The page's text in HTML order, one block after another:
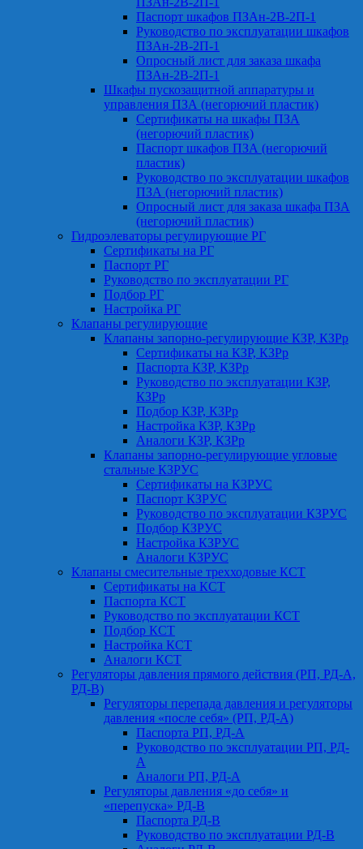
Паспорт шкафов ПЗАн-2В-2П-1
Руководство по эксплуатации шкафов
ПЗАн-2В-2П-1
Опросный лист для заказа шкафа
ПЗАн-2В-2П-1
Шкафы пускозащитной аппаратуры и
управления ПЗА (негорючий пластик)
Сертификаты на шкафы ПЗА
(негорючий пластик)
Паспорт шкафов ПЗА (негорючий
пластик)
Руководство по эксплуатации шкафов
ПЗА (негорючий пластик)
Опросный лист для заказа шкафа ПЗА
(негорючий пластик)
Гидроэлеваторы регулирующие РГ
Сертификаты на РГ
Паспорт РГ
Руководство по эксплуатации РГ
Подбор РГ
Настройка РГ
Клапаны регулирующие
Клапаны запорно-регулирующие КЗР, КЗРр
Сертификаты на КЗР, КЗРр
Паспорта КЗР, КЗРр
Руководство по эксплуатации КЗР,
КЗРр
Подбор КЗР, КЗРр
Настройка КЗР, КЗРр
Аналоги КЗР, КЗРр
Клапаны запорно-регулирующие угловые
стальные КЗРУС
Сертификаты на КЗРУС
Паспорт КЗРУС
Руководство по эксплуатации КЗРУС
Подбор КЗРУС
Настройка КЗРУС
Аналоги КЗРУС
Клапаны смесительные трехходовые КСТ
Сертификаты на КСТ
Паспорта КСТ
Руководство по эксплуатации КСТ
Подбор КСТ
Настройка КСТ
Аналоги КСТ
Регуляторы давления прямого действия (РП, РД-А,
РД-В)
Регуляторы перепада давления и регуляторы
давления «после себя» (РП, РД-А)
Паспорта РП, РД-А
Руководство по эксплуатации РП, РД-
А
Аналоги РП, РД-А
Регуляторы давления «до себя» и
«перепуска» РД-В
Паспорта РД-В
Руководство по эксплуатации РД-В